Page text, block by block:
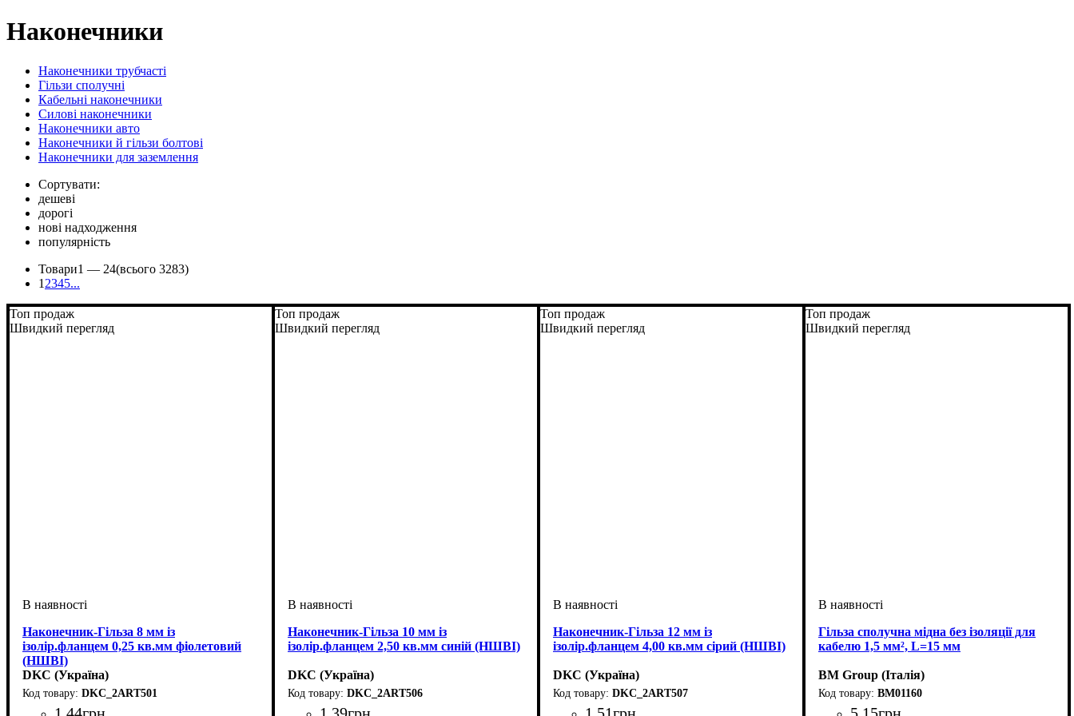
Наконечники
Наконечники трубчасті
Гільзи сполучні
Кабельні наконечники
Силові наконечники
Наконечники авто
Наконечники й гільзи болтові
Наконечники для заземлення
Сортувати:
дешеві
дорогі
нові надходження
популярність
Товари1 — 24(всього 3283)
1 2345...
Топ продаж
Швидкий перегляд
Наконечник-Гільза 8 мм із
ізолір.фланцем 0,25 кв.мм фіолетовий
(НШВІ)
DKC (Україна)
DKC_2ART501
Топ продаж
Швидкий перегляд
Наконечник-Гільза 10 мм із
ізолір.фланцем 2,50 кв.мм синій (НШВІ)
DKC (Україна)
DKC_2ART506
Топ продаж
Швидкий перегляд
Наконечник-Гільза 12 мм із
ізолір.фланцем 4,00 кв.мм сірий (НШВІ)
DKC (Україна)
DKC_2ART507
Топ продаж
Швидкий перегляд
Гільза сполучна мідна без ізоляції для
кабелю 1,5 мм², L=15 мм
BM Group (Італія)
BM01160